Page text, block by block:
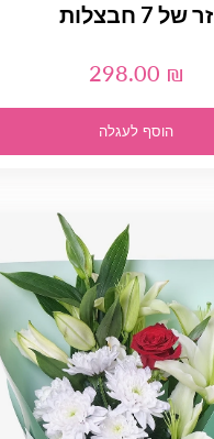
זר של 7 חבצלות
298.00 ₪
הוסף לעגלה